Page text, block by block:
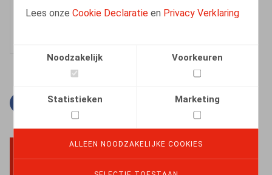
Lees onzeCookie Declaratie en Privacy Verklaring
Noodzakelijk Voorkeuren
Statistieken Marketing
ALLEEN NOODZAKELIJKE COOKIES
Facebook
TwitterLinkedin